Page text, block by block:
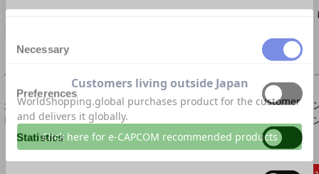
Selection
Necessary
Preferences
Statistics
カプコンフィギュア
ビルダー フィンガ...
6,996円(税込)
モンスターハンター
モンでふぉ ふわふ...
4,950円(税込)
モンスターハンター
880円(税込)